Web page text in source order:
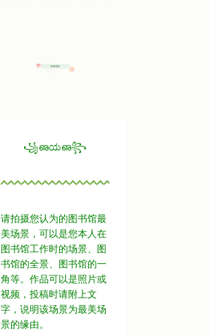
꧁ഌಯഌ꧂
请拍摄您认为的图书馆最
美场景，可以是您本人在
图书馆工作时的场景、图
书馆的全景、图书馆的一
角等。作品可以是照片或
视频，投稿时请附上文
字，说明该场景为最美场
景的缘由。